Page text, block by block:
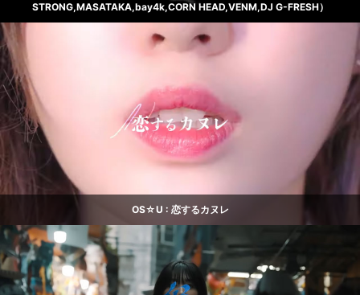
STRONG,MASATAKA,bay4k,CORN HEAD,VENM,DJ G-FRESH）
OS☆U : 恋するカヌレ